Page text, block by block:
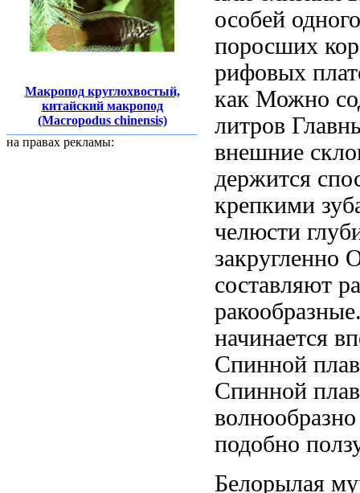
Макропод круглохвостый,
китайский макропод
(Macropodus chinensis)
на правах рекламы:
особей одного
поросших
рифовых
как Можно
литров
внешние
держится
крепкими
челюсти
закругленно
составляют
начинается
Спинной
Спинной
подобно
Белорылая